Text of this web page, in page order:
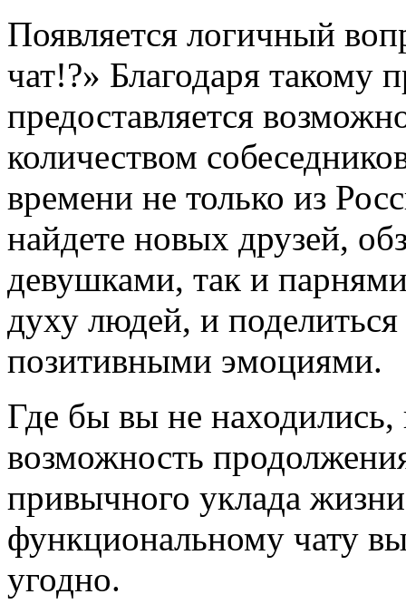
Появляется логичный
чат!?» Благодаря такому
предоставляется
количеством
времени не только из
найдете новых друзей,
девушками, так и
духу людей, и поделиться
позитивными эмоциями.
Где бы вы не находились,
возможность
привычного уклада
функциональному чату
угодно.